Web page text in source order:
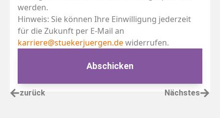
werden.
Hinweis: Sie können Ihre Einwilligung jederzeit
für die Zukunft per E-Mail an
karriere@stuekerjuergen.dewiderrufen.
Abschicken
zurück Nächstes